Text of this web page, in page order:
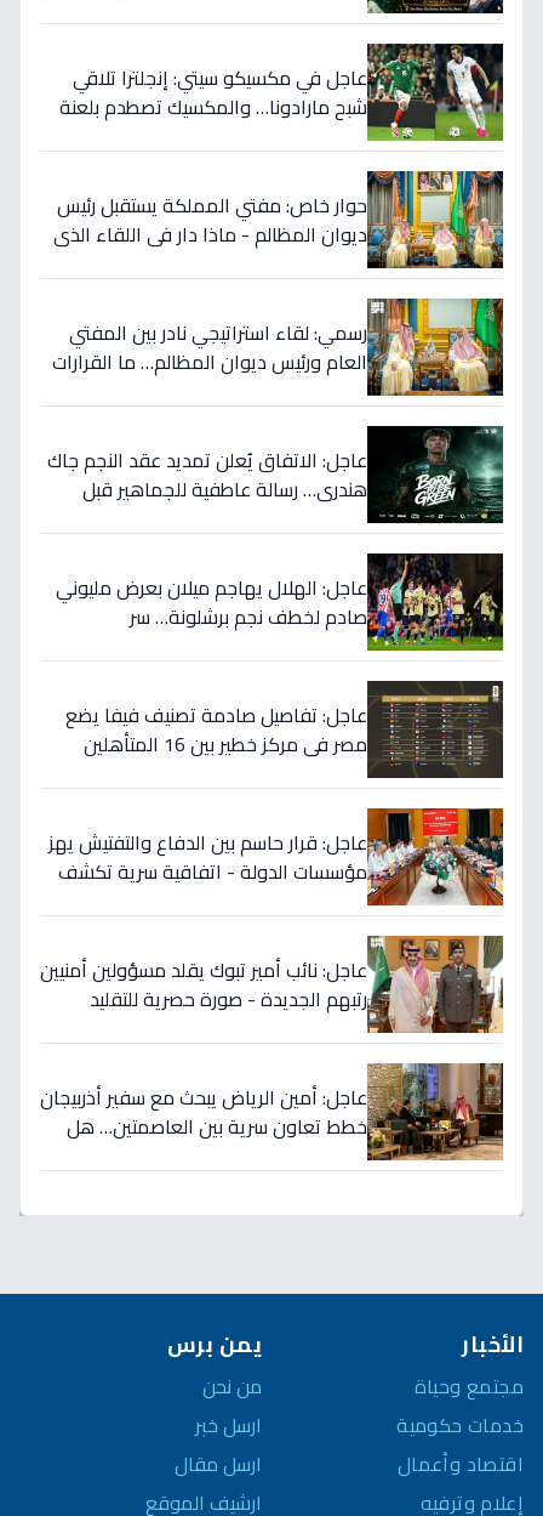
عاجل في مكسيكو سيتي: إنجلترا تلاقي
شبح مارادونا… والمكسيك تصطدم بلعنة
حوار خاص: مفتي المملكة يستقبل رئيس
ديوان المظالم - ماذا دار في اللقاء الذي
رسمي: لقاء استراتيجي نادر بين المفتي
العام ورئيس ديوان المظالم… ما القرارات
عاجل: الاتفاق يُعلن تمديد عقد النجم جاك
هندري… رسالة عاطفية للجماهير قبل
عاجل: الهلال يهاجم ميلان بعرض مليوني
صادم لخطف نجم برشلونة… سر
عاجل: تفاصيل صادمة تصنيف فيفا يضع
مصر في مركز خطير بين 16 المتأهلين
عاجل: قرار حاسم بين الدفاع والتفتيش يهز
مؤسسات الدولة - اتفاقية سرية تكشف
عاجل: نائب أمير تبوك يقلد مسؤولين أمنيين
رتبهم الجديدة - صورة حصرية للتقليد
عاجل: أمين الرياض يبحث مع سفير أذربيجان
خطط تعاون سرية بين العاصمتين… هل
الأخبار
مجتمع وحياة
خدمات حكومية
اقتصاد وأعمال
إعلام وترفيه
يمن برس
من نحن
ارسل خبر
ارسل مقال
ارشيف الموقع